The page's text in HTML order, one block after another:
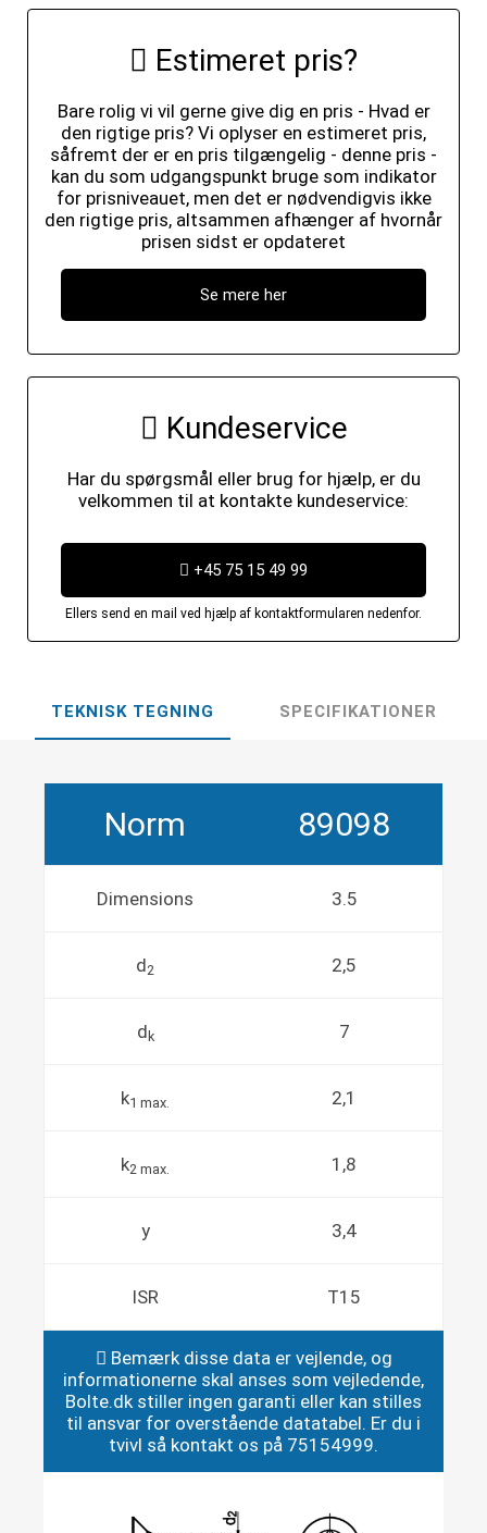
Estimeret pris?
Bare rolig vi vil gerne give dig en pris - Hvad er
den rigtige pris? Vi oplyser en estimeret pris,
såfremt der er en pris tilgængelig - denne pris -
kan du som udgangspunkt bruge som indikator
for prisniveauet, men det er nødvendigvis ikke
den rigtige pris, altsammen afhænger af hvornår
prisen sidst er opdateret
Se mere her
Kundeservice
Har du spørgsmål eller brug for hjælp, er du
velkommen til at kontakte kundeservice:
+45 75 15 49 99
Ellers send en mail ved hjælp af kontaktformularen nedenfor.
TEKNISK TEGNING SPECIFIKATIONER
Norm 89098
Dimensions 3.5
d2 2,5
d k 7
k1 max. 2,1
k2 max. 1,8
y 3,4
ISR T15
Bemærk disse data er vejlende, og
informationerne skal anses som vejledende,
Bolte.dk stiller ingen garanti eller kan stilles
til ansvar for overstående datatabel. Er du i
tvivl så kontakt os på 75154999.